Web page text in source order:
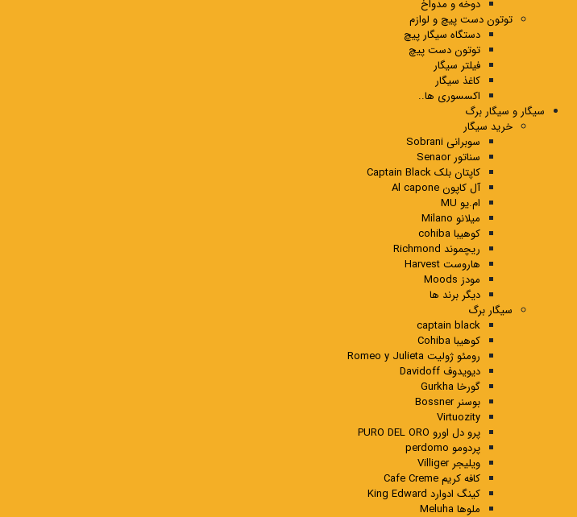
دوخه و مدواخ
توتون دست پیچ و لوازم
دستگاه سیگار پیچ
توتون دست پیچ
فیلتر سیگار
کاغذ سیگار
اکسسوری ها..
سیگار و سیگار برگ
خرید سیگار
سوبرانی Sobrani
سناتور Senaor
کاپتان بلک Captain Black
آل کاپون Al capone
ام.یو MU
میلانو Milano
کوهیبا cohiba
ریچموند Richmond
هاروست Harvest
مودز Moods
دیگر برند ها
سیگار برگ
captain black
کوهیبا Cohiba
رومئو ژولیت Romeo y Julieta
دیویدوف Davidoff
گورخا Gurkha
بوسنر Bossner
Virtuozity
پرو دل اورو PURO DEL ORO
پردومو perdomo
ویلیجر Villiger
کافه کریم Cafe Creme
کینگ ادوارد King Edward
ملوها Meluha